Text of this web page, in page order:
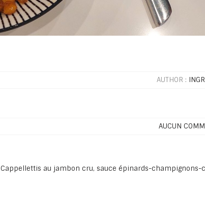
AUTHOR :
AUCUN
Cappellettis au jambon cru, sauce épinards-champignons-